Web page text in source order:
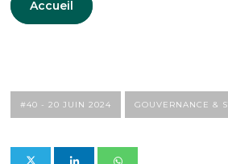
Accueil
#40 - 20 JUIN 2024 GOUVERNANCE &